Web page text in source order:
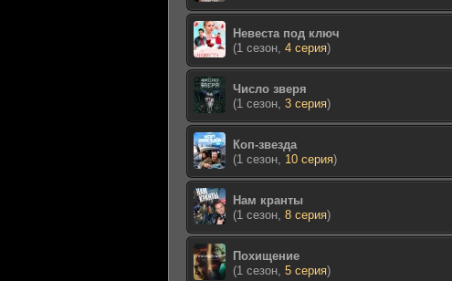
Невеста под ключ
(1 сезон, 4 серия)
Число зверя
(1 сезон, 3 серия)
Коп-звезда
(1 сезон, 10 серия)
Нам кранты
(1 сезон, 8 серия)
Похищение
(1 сезон, 5 серия)